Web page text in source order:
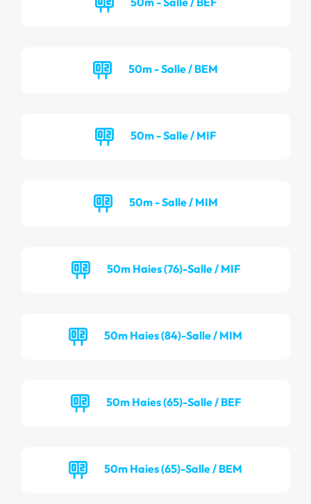
50m - Salle / BEM
50m - Salle / MIF
50m - Salle / MIM
50m Haies (76)-Salle / MIF
50m Haies (84)-Salle / MIM
50m Haies (65)-Salle / BEF
50m Haies (65)-Salle / BEM